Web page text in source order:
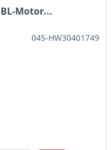
BL-Motor...
045-HW30401749